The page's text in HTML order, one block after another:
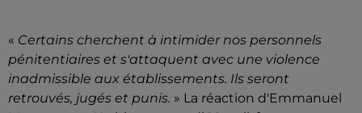
« Certains cherchent à intimider nos personnels
pénitentiaires et s'attaquent avec une violence
inadmissible aux établissements. Ils seront
retrouvés, jugés et punis. » La réaction d'Emmanuel